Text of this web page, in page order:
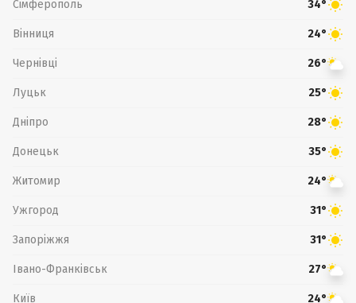
Сімферополь 34°
Вінниця 24°
Чернівці 26°
Луцьк 25°
Дніпро 28°
Донецьк 35°
Житомир 24°
Ужгород 31°
Запоріжжя 31°
Івано-Франківськ 27°
Київ 24°